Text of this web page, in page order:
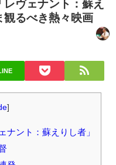
ヴェナント：蘇え
観るべき熱々映画
]
ナント：蘇えりし者」